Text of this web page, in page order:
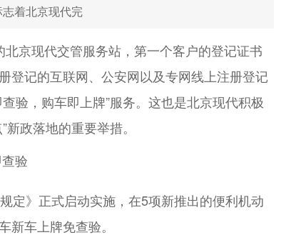
着北京现代完
京现代交管服务站，第一个客户的登记证书
登记的互联网、公安网以及专网线上注册登记
验，购车即上牌”服务。这也是北京现代积极
政落地的重要举措。
定》正式启动实施，在5项新推出的便利机动
车上牌免查验。